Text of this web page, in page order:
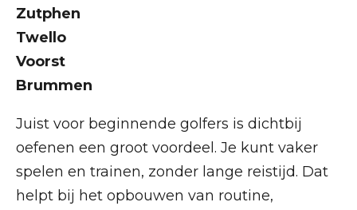
Zutphen
Twello
Voorst
Brummen
Juist voor beginnende golfers is dichtbij
oefenen een groot voordeel. Je kunt vaker
spelen en trainen, zonder lange reistijd. Dat
helpt bij het opbouwen van routine,